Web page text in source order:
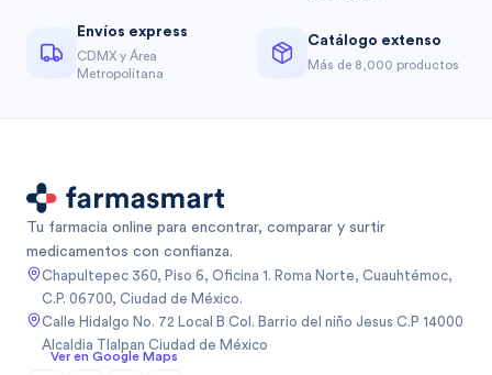
Envíos express
CDMX y Área
Metropolitana
Catálogo extenso
Más de 8,000 productos
Tu farmacia online para encontrar, comparar y surtir
medicamentos con confianza.
Chapultepec 360, Piso 6, Oficina 1. Roma Norte, Cuauhtémoc,
C.P. 06700, Ciudad de México.
Calle Hidalgo No. 72 Local B Col. Barrio del niño Jesus C.P 14000
Alcaldia Tlalpan Ciudad de México
Ver en Google Maps